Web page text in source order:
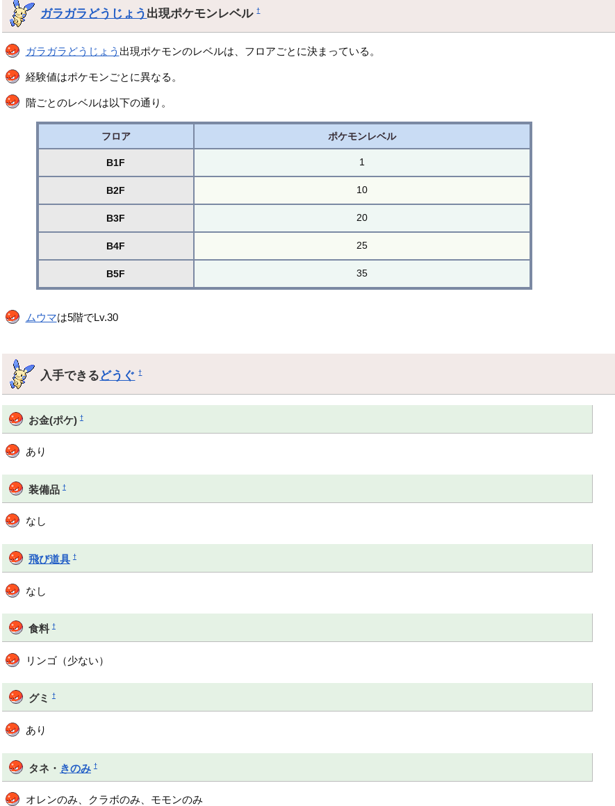
ガラガラどうじょう 出現ポケモンレベル†
ガラガラどうじょう 出現ポケモンのレベルは、フロアごとに決まっている。
経験値はポケモンごとに異なる。
階ごとのレベルは以下の通り。
フロア ポケモンレベル
B1F 1
B2F 10
B3F 20
B4F 25
B5F 35
ムウマは5階でLv.30
入手できるどうぐ †
お金(ポケ) †
あり
装備品 †
なし
飛び道具 †
なし
食料 †
リンゴ（少ない）
グミ †
あり
タネ・ きのみ †
オレンのみ、クラボのみ、モモンのみ